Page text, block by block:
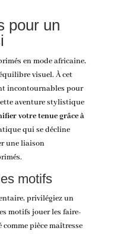
pour un
en mode africaine,
visuel. À cet
incontournables pour
aventure stylistique
votre tenue grâce à
qui se décline
une liaison
motifs
privilégiez un
motifs jouer les faire-
pièce maîtresse